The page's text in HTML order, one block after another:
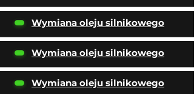
Wymiana oleju silnikowego
Wymiana oleju silnikowego
Wymiana oleju silnikowego